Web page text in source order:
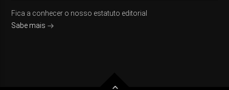
Fica a conhecer o nosso estatuto editorial
Sabe mais